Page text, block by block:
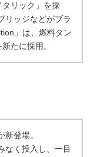
リック」を採
リッジなどがブラ
」は、燃料タン
たに採用。
登場。
なく投入し、一目